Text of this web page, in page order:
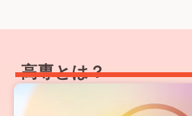
高専とは？